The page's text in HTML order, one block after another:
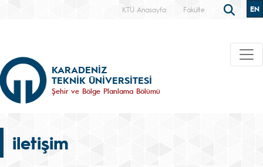
KTÜ Anasayfa Fakülte EN
KARADENİZ
TEKNİK ÜNİVERSİTESİ
Şehir ve Bölge Planlama Bölümü
iletişim